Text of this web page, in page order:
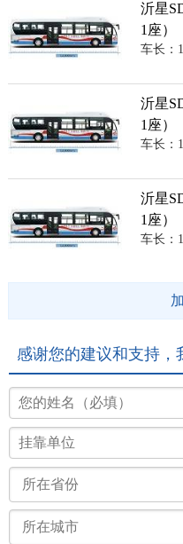
沂星
1座）
车长：
沂星
1座）
车长：
沂星
1座）
车长：
感谢您的建议和支持，